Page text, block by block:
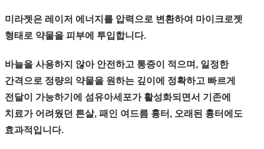
미라젯은 레이저 에너지를 압력으로 변환하여 마이크로젯
형태로 약물을 피부에 투입합니다.
바늘을 사용하지 않아 안전하고 통증이 적으며, 일정한
간격으로 정량의 약물을 원하는 깊이에 정확하고 빠르게
전달이 가능하기에 섬유아세포가 활성화되면서 기존에
치료가 어려웠던 튼살, 패인 여드름 흉터, 오래된 흉터에도
효과적입니다.